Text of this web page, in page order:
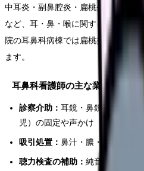
中耳炎・副鼻腔炎・扁桃炎・花粉症
など、耳・鼻・喉に関する幅広い疾
院の耳鼻科病棟では扁桃摘出術や副
ます。
耳鼻科看護師の主な業務
診察介助： 耳鏡・鼻鏡・内視鏡
児）の固定や声かけ
吸引処置： 鼻汁・膿・耳垢の吸
聴力検査の補助： 純音聴力検査